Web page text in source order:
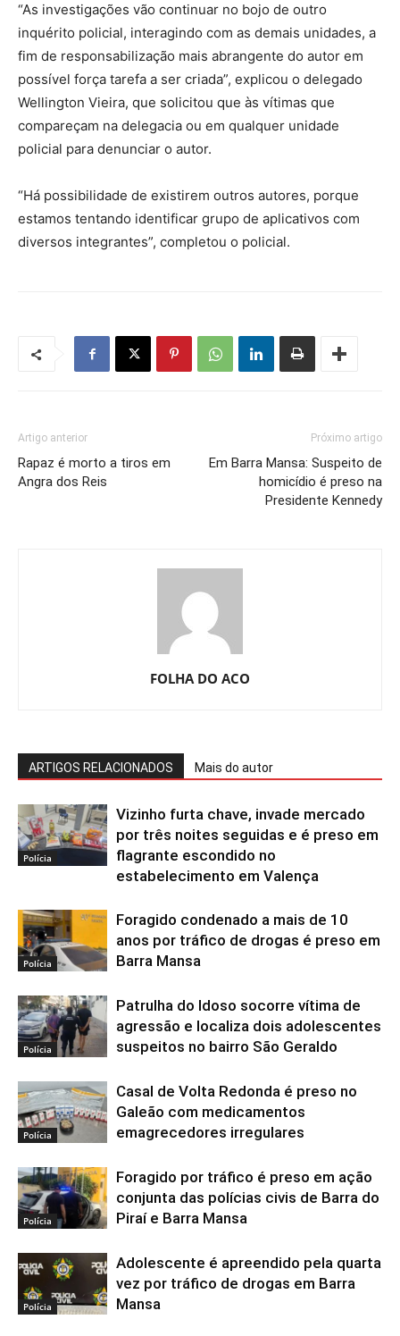
“As investigações vão continuar no bojo de outro
inquérito policial, interagindo com as demais unidades, a
fim de responsabilização mais abrangente do autor em
possível força tarefa a ser criada”, explicou o delegado
Wellington Vieira, que solicitou que às vítimas que
compareçam na delegacia ou em qualquer unidade
policial para denunciar o autor.
“Há possibilidade de existirem outros autores, porque
estamos tentando identificar grupo de aplicativos com
diversos integrantes”, completou o policial.
Artigo anterior
Rapaz é morto a tiros em
Angra dos Reis
Próximo artigo
Em Barra Mansa: Suspeito de
homicídio é preso na
Presidente Kennedy
FOLHA DO ACO
ARTIGOS RELACIONADOS Mais do autor
Polícia
Vizinho furta chave, invade mercado
por três noites seguidas e é preso em
flagrante escondido no
estabelecimento em Valença
Polícia
Foragido condenado a mais de 10
anos por tráfico de drogas é preso em
Barra Mansa
Polícia
Patrulha do Idoso socorre vítima de
agressão e localiza dois adolescentes
suspeitos no bairro São Geraldo
Polícia
Casal de Volta Redonda é preso no
Galeão com medicamentos
emagrecedores irregulares
Polícia
Foragido por tráfico é preso em ação
conjunta das polícias civis de Barra do
Piraí e Barra Mansa
Polícia
Adolescente é apreendido pela quarta
vez por tráfico de drogas em Barra
Mansa